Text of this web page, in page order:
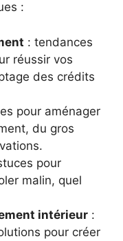
:
: tendances
réussir vos
des crédits
pour aménager
du gros
pour
malin, quel
intérieur :
pour créer